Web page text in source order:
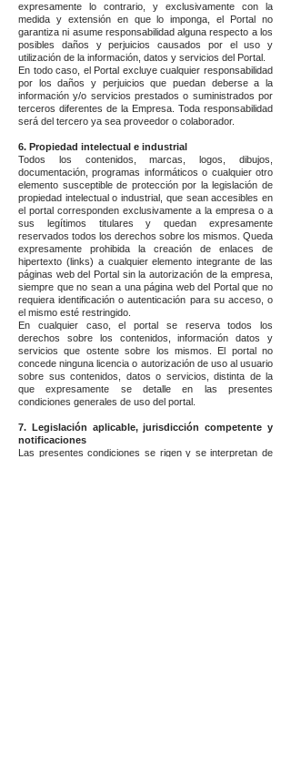
expresamente lo contrario, y exclusivamente con la
medida y extensión en que lo imponga, el Portal no
garantiza ni asume responsabilidad alguna respecto a los
posibles daños y perjuicios causados por el uso y
utilización de la información, datos y servicios del Portal.
En todo caso, el Portal excluye cualquier responsabilidad
por los daños y perjuicios que puedan deberse a la
información y/o servicios prestados o suministrados por
terceros diferentes de la Empresa. Toda responsabilidad
será del tercero ya sea proveedor o colaborador.
6. Propiedad intelectual e industrial
Todos los contenidos, marcas, logos, dibujos,
documentación, programas informáticos o cualquier otro
elemento susceptible de protección por la legislación de
propiedad intelectual o industrial, que sean accesibles en
el portal corresponden exclusivamente a la empresa o a
sus legítimos titulares y quedan expresamente
reservados todos los derechos sobre los mismos. Queda
expresamente prohibida la creación de enlaces de
hipertexto (links) a cualquier elemento integrante de las
páginas web del Portal sin la autorización de la empresa,
siempre que no sean a una página web del Portal que no
requiera identificación o autenticación para su acceso, o
el mismo esté restringido.
En cualquier caso, el portal se reserva todos los
derechos sobre los contenidos, información datos y
servicios que ostente sobre los mismos. El portal no
concede ninguna licencia o autorización de uso al usuario
sobre sus contenidos, datos o servicios, distinta de la
que expresamente se detalle en las presentes
condiciones generales de uso del portal.
7. Legislación aplicable, jurisdicción competente y
notificaciones
Las presentes condiciones se rigen y se interpretan de